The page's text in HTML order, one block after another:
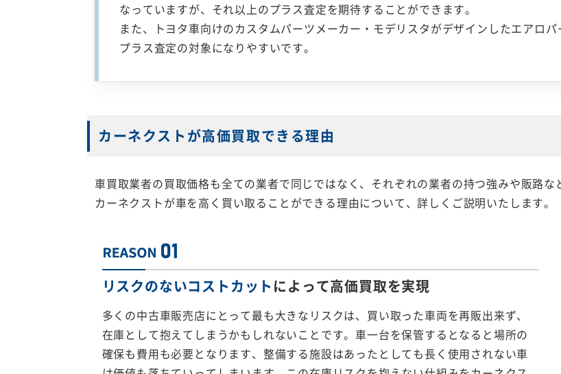
なっていますが、それ以上のプラス査定を期待することができます。
また、トヨタ車向けのカスタムパーツメーカー・モデリスタがデザインしたエアロ
プラス査定の対象になりやすいです。
カーネクストが高価買取できる理由
車買取業者の買取価格も全ての業者で同じではなく、それぞれの業者の持つ強みや販路な
カーネクストが車を高く買い取ることができる理由について、詳しくご説明いたします。
リスクのないコストカットによって高価買取を実現
多くの中古車販売店にとって最も大きなリスクは、買い取った車両を再販出来ず、
在庫として抱えてしまうかもしれないことです。車一台を保管するとなると場所の
確保も費用も必要となります、整備する施設はあったとしても長く使用されない車